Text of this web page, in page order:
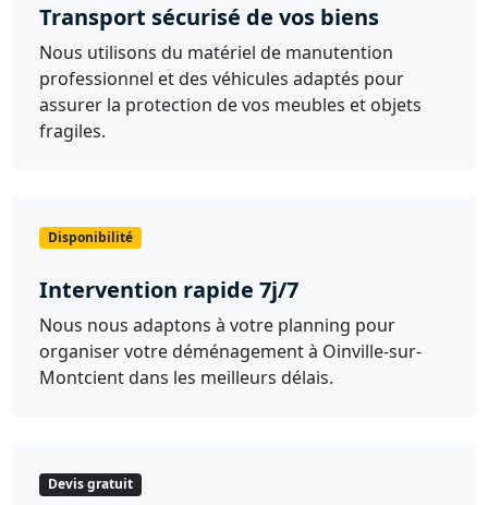
Transport sécurisé de vos biens
Nous utilisons du matériel de manutention
professionnel et des véhicules adaptés pour
assurer la protection de vos meubles et objets
fragiles.
Disponibilité
Intervention rapide 7j/7
Nous nous adaptons à votre planning pour
organiser votre déménagement à Oinville-sur-
Montcient dans les meilleurs délais.
Devis gratuit